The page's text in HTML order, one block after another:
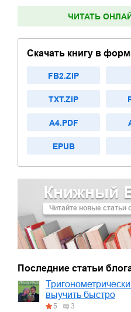
ЧИТАТЬ
Скачать книгу в
FB2.ZIP
TXT.ZIP
A4.PDF
EPUB
Книжный
Читайте новые статьи
Последние статьи
выучить быстро
5 3